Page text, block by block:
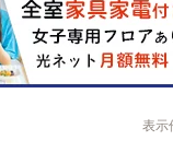
表示